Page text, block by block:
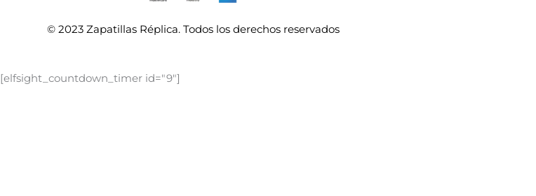
© 2023 Zapatillas Réplica. Todos los derechos reservados
[elfsight_countdown_timer id="9"]